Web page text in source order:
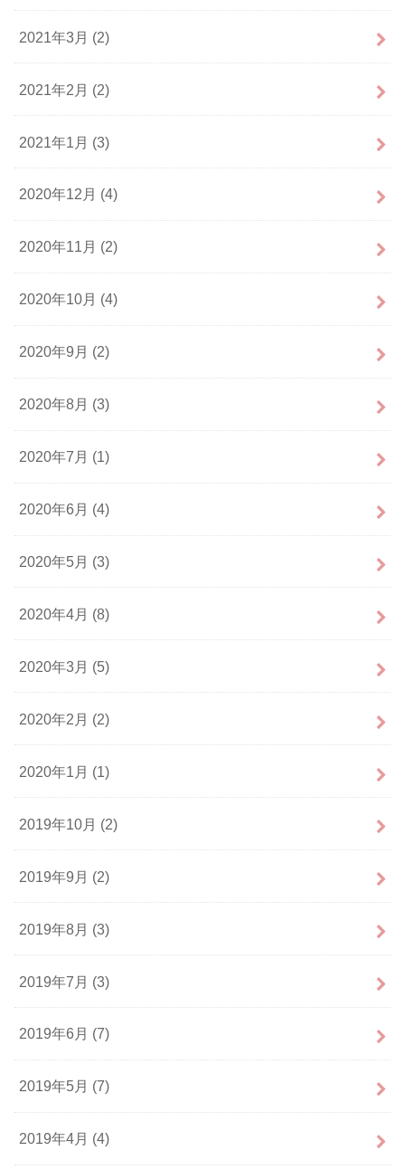
2021年3月 (2)
2021年2月 (2)
2021年1月 (3)
2020年12月 (4)
2020年11月 (2)
2020年10月 (4)
2020年9月 (2)
2020年8月 (3)
2020年7月 (1)
2020年6月 (4)
2020年5月 (3)
2020年4月 (8)
2020年3月 (5)
2020年2月 (2)
2020年1月 (1)
2019年10月 (2)
2019年9月 (2)
2019年8月 (3)
2019年7月 (3)
2019年6月 (7)
2019年5月 (7)
2019年4月 (4)